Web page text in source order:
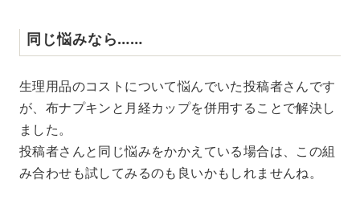
同じ悩みなら……
生理用品のコストについて悩んでいた投稿者さんです
が、布ナプキンと月経カップを併用することで解決し
ました。
投稿者さんと同じ悩みをかかえている場合は、この組
み合わせも試してみるのも良いかもしれませんね。